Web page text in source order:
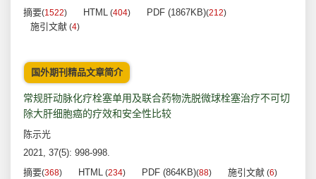
摘要(1522) HTML (404) PDF (1867KB)(212)
施引文献 (4)
国外期刊精品文章简介
常规肝动脉化疗栓塞单用及联合药物洗脱微球栓塞治疗不可切
除大肝细胞癌的疗效和安全性比较
陈示光
2021, 37(5): 998-998.
摘要(368) HTML (234) PDF (864KB)(88) 施引文献 (6)